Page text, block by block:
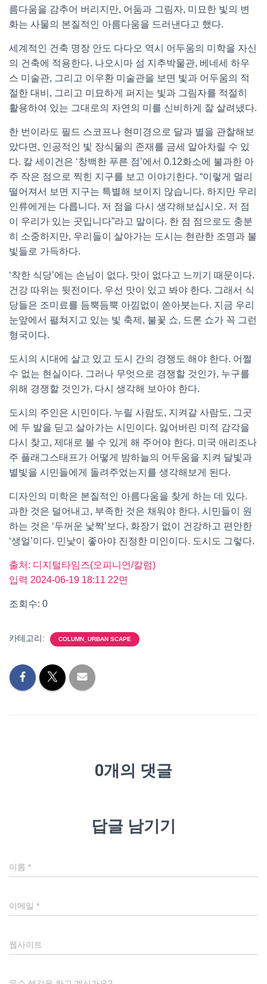
름다움을 감추어 버리지만, 어둠과 그림자, 미묘한 빛의 변
화는 사물의 본질적인 아름다움을 드러낸다고 했다.
세계적인 건축 명장 안도 다다오 역시 어두움의 미학을 자신
의 건축에 적용한다. 나오시마 섬 지추박물관, 베네세 하우
스 미술관, 그리고 이우환 미술관을 보면 빛과 어두움의 적
절한 대비, 그리고 미묘하게 퍼지는 빛과 그림자를 적절히
활용하여 있는 그대로의 자연의 미를 신비하게 잘 살려냈다.
한 번이라도 필드 스코프나 현미경으로 달과 별을 관찰해보
았다면, 인공적인 빛 장식물의 존재를 금세 알아차릴 수 있
다. 칼 세이건은 ‘창백한 푸른 점’에서 0.12화소에 불과한 아
주 작은 점으로 찍힌 지구를 보고 이야기한다. “이렇게 멀리
떨어져서 보면 지구는 특별해 보이지 않습니다. 하지만 우리
인류에게는 다릅니다. 저 점을 다시 생각해보십시오. 저 점
이 우리가 있는 곳입니다”라고 말이다. 한 점 점으로도 충분
히 소중하지만, 우리들이 살아가는 도시는 현란한 조명과 불
빛들로 가득하다.
‘착한 식당’에는 손님이 없다. 맛이 없다고 느끼기 때문이다.
건강 따위는 뒷전이다. 우선 맛이 있고 봐야 한다. 그래서 식
당들은 조미료를 듬뿍듬뿍 아낌없이 쏟아붓는다. 지금 우리
눈앞에서 펼쳐지고 있는 빛 축제, 불꽃 쇼, 드론 쇼가 꼭 그런
형국이다.
도시의 시대에 살고 있고 도시 간의 경쟁도 해야 한다. 어쩔
수 없는 현실이다. 그러나 무엇으로 경쟁할 것인가, 누구를
위해 경쟁할 것인가, 다시 생각해 보아야 한다.
도시의 주인은 시민이다. 누릴 사람도, 지켜갈 사람도, 그곳
에 두 발을 딛고 살아가는 시민이다. 잃어버린 미적 감각을
다시 찾고, 제대로 볼 수 있게 해 주어야 한다. 미국 애리조나
주 플래그스태프가 어떻게 밤하늘의 어두움을 지켜 달빛과
별빛을 시민들에게 돌려주었는지를 생각해보게 된다.
디자인의 미학은 본질적인 아름다움을 찾게 하는 데 있다.
과한 것은 덜어내고, 부족한 것은 채워야 한다. 시민들이 원
하는 것은 ‘두꺼운 낯짝’보다, 화장기 없이 건강하고 편안한
‘생얼’이다. 민낯이 좋아야 진정한 미인이다. 도시도 그렇다.
출처: 디지털타임즈(오피니언/칼럼)
입력 2024-06-19 18:11 22면
조회수: 0
카테고리: COLUMN_URBAN SCAPE
0개의 댓글
답글 남기기
이름 *
이메일 *
웹사이트